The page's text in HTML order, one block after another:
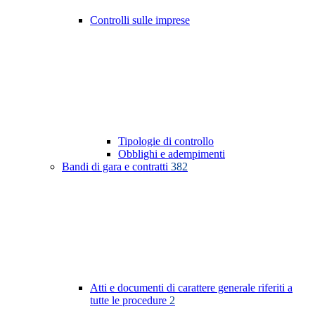
Controlli sulle imprese
Tipologie di controllo
Obblighi e adempimenti
Bandi di gara e contratti 382
Atti e documenti di carattere generale riferiti a
tutte le procedure 2